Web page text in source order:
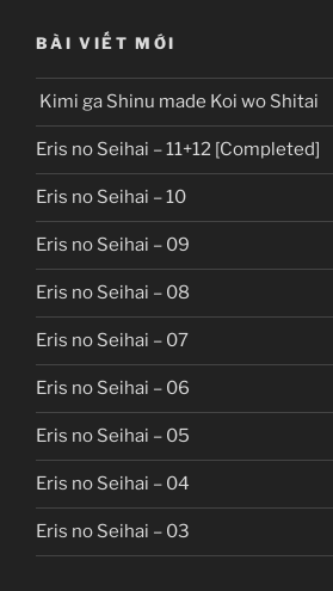
BÀI VIẾT MỚI
Kimi ga Shinu made Koi wo Shitai
Eris no Seihai – 11+12 [Completed]
Eris no Seihai – 10
Eris no Seihai – 09
Eris no Seihai – 08
Eris no Seihai – 07
Eris no Seihai – 06
Eris no Seihai – 05
Eris no Seihai – 04
Eris no Seihai – 03